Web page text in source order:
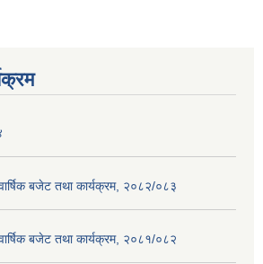
बजेट तथा कार्यक्रम, २०८२/०८३
बजेट तथा कार्यक्रम, २०८१/०८२